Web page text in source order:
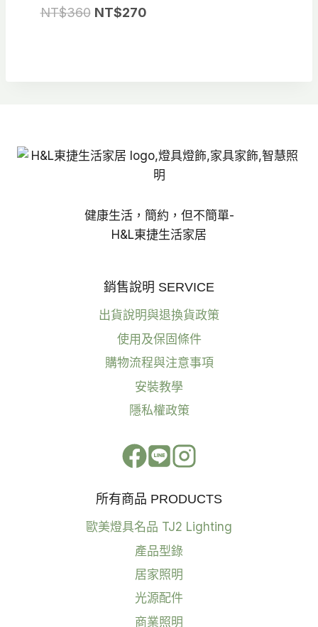
NT$360 原
NT$270目
健康生活，簡約，但不簡單-
H&L東捷生活家居
銷售說明 SERVICE
出貨說明與退換貨政策
使用及保固條件
購物流程與注意事項
安裝教學
隱私權政策
所有商品 PRODUCTS
歐美燈具名品 TJ2 Lighting
產品型錄
居家照明
光源配件
商業照明